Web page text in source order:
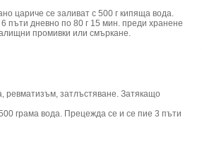
цариче се заливат с 500 г кипяща вода.
пъти дневно по 80 г 15 мин. преди хранене
промивки или смъркане.
ревматизъм, затлъстяване. Затякащо
грама вода. Прецежда се и се пие 3 пъти